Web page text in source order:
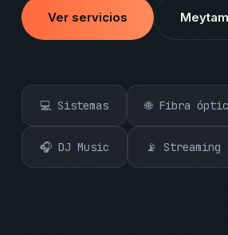
Ver servicios
💻 Sistemas 🌐 Fibra
🎧 DJ Music 📡 Streaming